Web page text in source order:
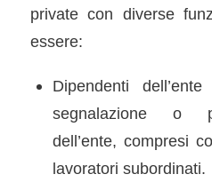
private con diverse
essere:
Dipendenti
segnalazione o
dell’ente, compresi
lavoratori subordinati.